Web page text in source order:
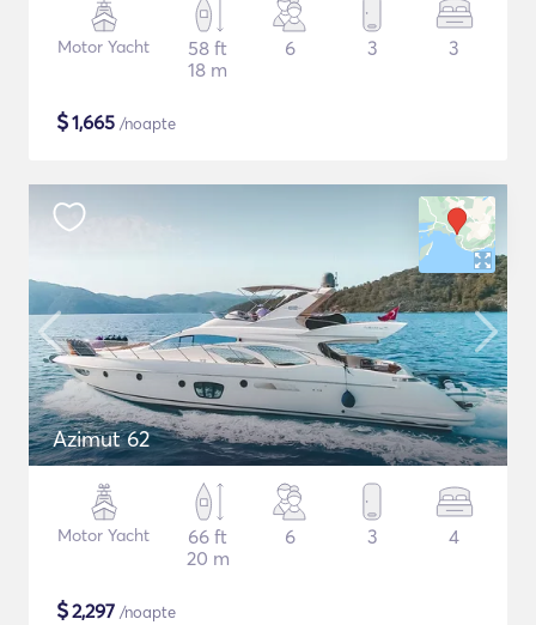
Motor Yacht
58 ft
18 m
6 3 3
$1,665 /noapte
Azimut 62
Motor Yacht
66 ft
20 m
6 3 4
$2,297 /noapte